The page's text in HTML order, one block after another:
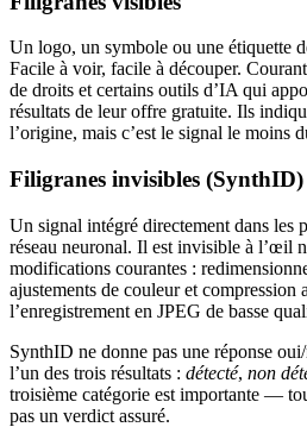
Un logo, un symbole ou une étiquette
Facile à voir, facile à découper.
de droits et certains outils d’IA qui
résultats de leur offre gratuite. Ils
l’origine, mais c’est le signal le moins
Filigranes invisibles (SynthID)
Un signal intégré directement dans les
réseau neuronal. Il est invisible à l’œil
modifications courantes :
ajustements de couleur et compression
l’enregistrement en JPEG de basse
SynthID ne donne pas une réponse
l’un des trois résultats : détecté, non
troisième catégorie est importante —
pas un verdict assuré.